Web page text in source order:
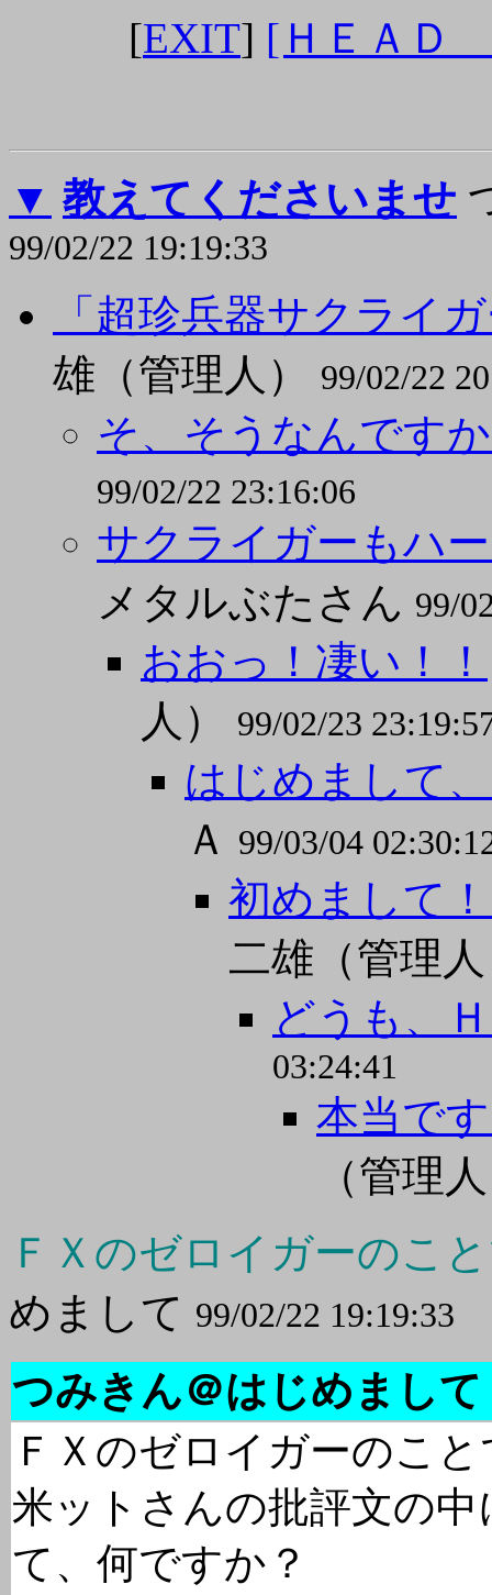
[EXIT] [ＨＥＡＤ
▼ 教えてくださいませ
99/02/22 19:19:33
「超珍兵器サクライ
雄（管理人）
99/02/22
そ、そうなんです
99/02/22 23:16:06
サクライガーもハ
メタルぶたさん 99/
おおっ！凄い！！
人）
99/02/23
はじめまして
Ａ 99/03/04
初めまして
二雄（管理
どうも、
03:24:41
本当で
（管理
ＦＸのゼロイガーのこ
めまして 99/02/22 19:19:33
つみきん＠はじめまして
ＦＸのゼロイガーのこ
米ットさんの批評文の
て、何ですか？